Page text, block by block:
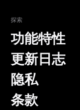
探索
功能特性
更新日志
隐私
条款